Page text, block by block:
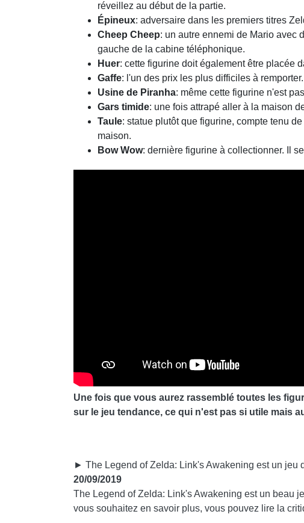
réveillez au début de la partie.
Épineux: adversaire dans les premiers titres
Cheep Cheep: un autre ennemi de Mario avec
gauche de la cabine téléphonique.
Huer: cette figurine doit également être placée
Gaffe: l'un des prix les plus difficiles à
Usine de Piranha: même cette figurine n'est
Gars timide: une fois attrapé aller à la maison
Taule: statue plutôt que figurine, compte tenu
maison.
Bow Wow: dernière figurine à collectionner. Il
Une fois que vous aurez rassemblé toutes les
sur le jeu tendance, ce qui n'est pas si utile mais
► The Legend of Zelda: Link's Awakening est un jeu
20/09/2019
The Legend of Zelda: Link's Awakening est un beau
vous souhaitez en savoir plus, vous pouvez lire la